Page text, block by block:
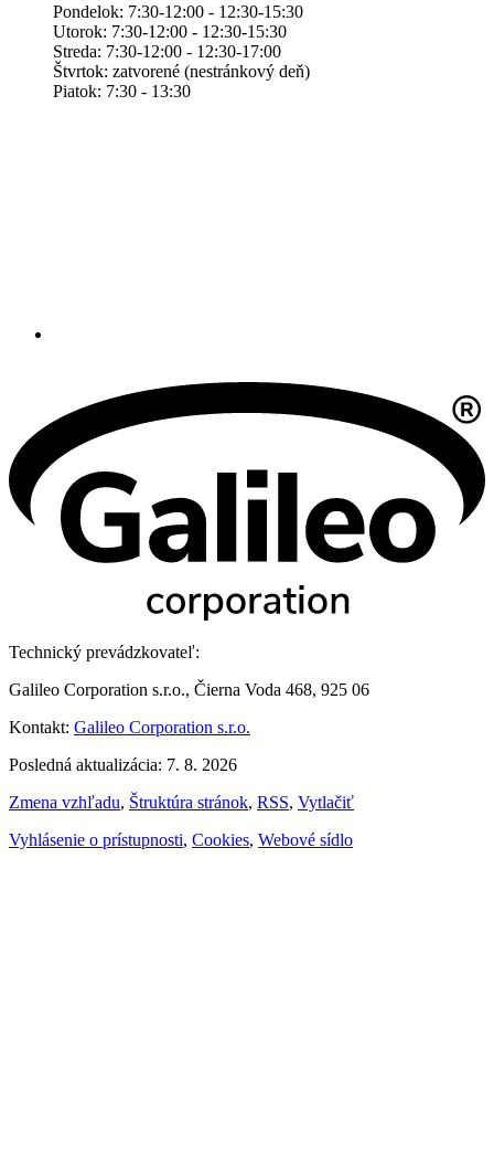
Pondelok: 7:30-12:00 - 12:30-15:30
Utorok: 7:30-12:00 - 12:30-15:30
Streda: 7:30-12:00 - 12:30-17:00
Štvrtok: zatvorené (nestránkový deň)
Piatok: 7:30 - 13:30
Technický prevádzkovateľ:
Galileo Corporation s.r.o., Čierna Voda 468, 925 06
Kontakt: Galileo Corporation s.r.o.
Posledná aktualizácia: 7. 8. 2026
Zmena vzhľadu, Štruktúra stránok, RSS, Vytlačiť
Vyhlásenie o prístupnosti, Cookies, Webové sídlo